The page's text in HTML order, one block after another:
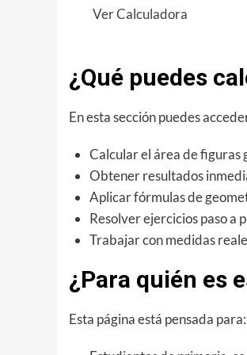
Ver Calculadora
Área
y
cómo
calcularla
paso
a
¿Qué puedes
En esta sección puedes
Calcular el área de figuras
Obtener resultados
Aplicar fórmulas de
Resolver ejercicios paso a
Trabajar con medidas
¿Para quién es
Esta página está pensada para: